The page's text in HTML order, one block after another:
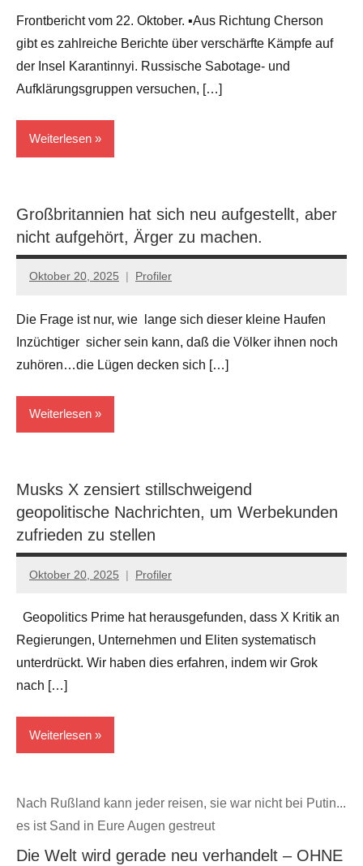
Frontbericht vom 22. Oktober. ▪️Aus Richtung Cherson
gibt es zahlreiche Berichte über verschärfte Kämpfe auf
der Insel Karantinnyi. Russische Sabotage- und
Aufklärungsgruppen versuchen, […]
Weiterlesen
Großbritannien hat sich neu aufgestellt, aber
nicht aufgehört, Ärger zu machen.
Oktober 20, 2025 Profiler
Keine
Die Frage ist nur, wie lange sich dieser kleine Haufen
Inzüchtiger sicher sein kann, daß die Völker ihnen noch
zuhören…die Lügen decken sich […]
Weiterlesen
Musks X zensiert stillschweigend
geopolitische Nachrichten, um Werbekunden
zufrieden zu stellen
Oktober 20, 2025 Profiler
Keine
Geopolitics Prime hat herausgefunden, dass X Kritik an
Regierungen, Unternehmen und Eliten systematisch
unterdrückt. Wir haben dies erfahren, indem wir Grok
nach […]
Weiterlesen
Nach Rußland kann jeder reisen, sie war nicht bei Putin...
es ist Sand in Eure Augen gestreut
Die Welt wird gerade neu verhandelt – OHNE